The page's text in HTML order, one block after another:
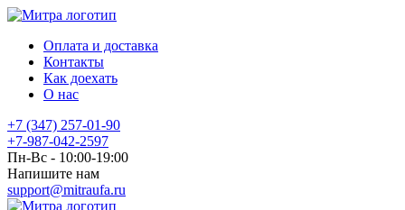
Оплата и доставка
Контакты
Как доехать
О нас
+7 (347) 257-01-90
+7-987-042-2597
Пн-Вс - 10:00-19:00
Напишите нам
support@mitraufa.ru